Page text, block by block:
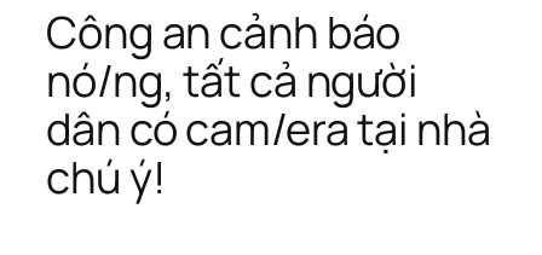
Công an cảnh báo
nó/ng, tất cả người
dân có cam/era tại nhà
chú ý!